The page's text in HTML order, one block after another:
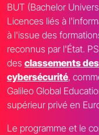
BUT (Bachelor
Licences liés à
à l'issue des
reconnus par l'État.
des classements
cybersécurité,
Galileo Global
supérieur privé en
Le programme et le